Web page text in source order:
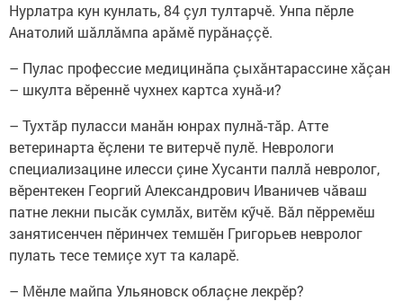
Нурлатра кун кунлать, 84 çул тултарчӗ. Унпа пӗрле
Анатолий шăллăмпа арăмӗ пурăнаççӗ.
– Пулас профессие медицинăпа çыхăнтарассине хăçан
– шкулта вӗреннӗ чухнех картса хунă-и?
– Тухтăр пуласси манăн юнрах пулнă-тăр. Атте
ветеринарта ӗçлени те витерчӗ пулӗ. Неврологи
специализацине илесси çине Хусанти паллă невролог,
вӗрентекен Георгий Александрович Иваничев чăваш
патне лекни пысăк сумлăх, витӗм кӳчӗ. Вăл пӗрремӗш
занятисенчен пӗринчех темшӗн Григорьев невролог
пулать тесе темиçе хут та каларӗ.
– Мӗнле майпа Ульяновск облаçне лекрӗр?